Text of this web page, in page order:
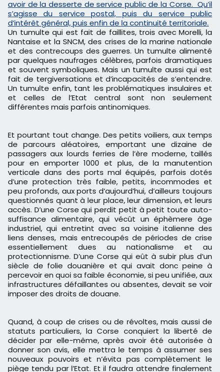
avoir de la desserte de service public de la Corse. Qu’il
s’agisse du service postal, puis du service public
d’intérêt général, puis enfin de la continuité territoriale.
Un tumulte qui est fait de faillites, trois avec Morelli, la
Nantaise et la SNCM, des crises de la marine nationale
et des contrecoups des guerres. Un tumulte alimenté
par quelques naufrages célèbres, parfois dramatiques
et souvent symboliques. Mais un tumulte aussi qui est
fait de tergiversations et d’incapacités de s’entendre.
Un tumulte enfin, tant les problématiques insulaires et
et celles de l’Etat central sont non seulement
différentes mais parfois antinomiques.
Et pourtant tout change. Des petits voiliers, aux temps
de parcours aléatoires, emportant une dizaine de
passagers aux lourds ferries de l’ère moderne, taillés
pour en emporter 1000 et plus, de la manutention
verticale dans des ports mal équipés, parfois dotés
d’une protection très faible, petits, incommodes et
peu profonds, aux ports d’aujourd’hui, d’ailleurs toujours
questionnés quant à leur place, leur dimension, et leurs
accès. D’une Corse qui perdit petit à petit toute auto-
suffisance alimentaire, qui vécût un éphèmere âge
industriel, qui entretint avec sa voisine italienne des
liens denses, mais entrecoupés de périodes de crise
essentiellement dues au nationalisme et au
protectionnisme. D’une Corse qui eût à subir plus d’un
siècle de folie douanière et qui avait donc peine à
percevoir en quoi sa faible économie, si peu unifiée, aux
infrastructures défaillantes ou absentes, devait se voir
imposer des droits de douane.
Quand, à coup de crises ou de révoltes, mais aussi de
statuts particuliers, la Corse conquiert la liberté de
décider par elle-même, après avoir été autorisée à
donner son avis, elle mettra le temps à assumer ses
nouveaux pouvoirs et n’évita pas complètement le
piège tendu par l’Etat. Et il faudra attendre finalement